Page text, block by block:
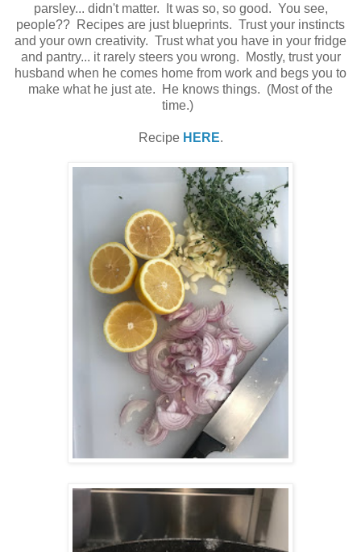
parsley... didn't matter. It was so, so good. You see,
people?? Recipes are just blueprints. Trust your instincts
and your own creativity. Trust what you have in your fridge
and pantry... it rarely steers you wrong. Mostly, trust your
husband when he comes home from work and begs you to
make what he just ate. He knows things. (Most of the
time.)
Recipe HERE.